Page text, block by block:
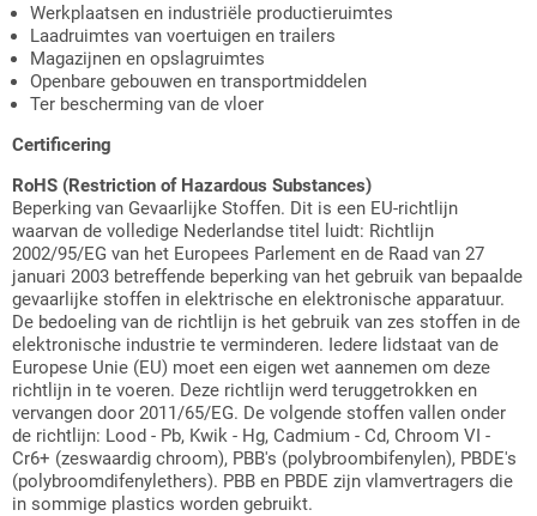
Werkplaatsen en industriële productieruimtes
Laadruimtes van voertuigen en trailers
Magazijnen en opslagruimtes
Openbare gebouwen en transportmiddelen
Ter bescherming van de vloer
Certificering
RoHS (Restriction of Hazardous Substances)
Beperking van Gevaarlijke Stoffen. Dit is een EU-richtlijn
waarvan de volledige Nederlandse titel luidt: Richtlijn
2002/95/EG van het Europees Parlement en de Raad van 27
januari 2003 betreffende beperking van het gebruik van bepaalde
gevaarlijke stoffen in elektrische en elektronische apparatuur.
De bedoeling van de richtlijn is het gebruik van zes stoffen in de
elektronische industrie te verminderen. Iedere lidstaat van de
Europese Unie (EU) moet een eigen wet aannemen om deze
richtlijn in te voeren. Deze richtlijn werd teruggetrokken en
vervangen door 2011/65/EG. De volgende stoffen vallen onder
de richtlijn: Lood - Pb, Kwik - Hg, Cadmium - Cd, Chroom VI -
Cr6+ (zeswaardig chroom), PBB's (polybroombifenylen), PBDE's
(polybroomdifenylethers). PBB en PBDE zijn vlamvertragers die
in sommige plastics worden gebruikt.